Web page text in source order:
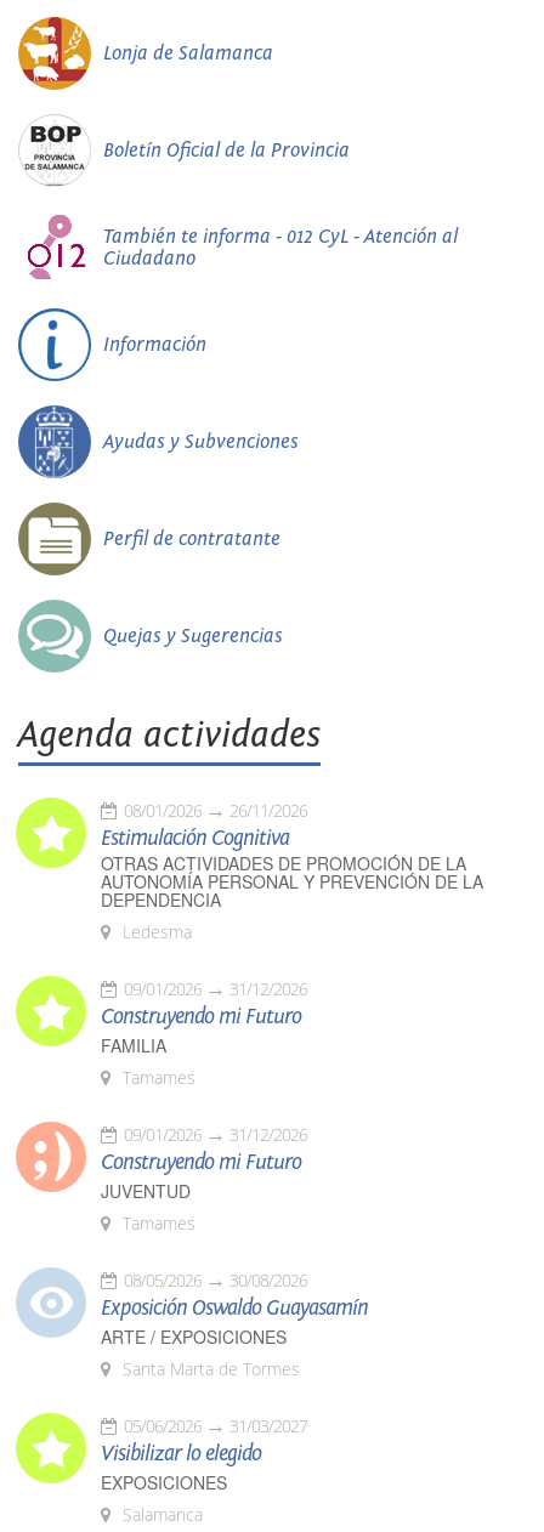
Lonja de Salamanca
Boletín Oficial de la Provincia
También te informa - 012 CyL - Atención al
Ciudadano
Información
Ayudas y Subvenciones
Perfil de contratante
Quejas y Sugerencias
Agenda actividades
08/01/2026 26/11/2026
Estimulación Cognitiva
OTRAS ACTIVIDADES DE PROMOCIÓN DE LA
AUTONOMÍA PERSONAL Y PREVENCIÓN DE LA
DEPENDENCIA
Ledesma
09/01/2026 31/12/2026
Construyendo mi Futuro
FAMILIA
Tamames
09/01/2026 31/12/2026
Construyendo mi Futuro
JUVENTUD
Tamames
08/05/2026 30/08/2026
Exposición Oswaldo Guayasamín
ARTE / EXPOSICIONES
Santa Marta de Tormes
05/06/2026 31/03/2027
Visibilizar lo elegido
EXPOSICIONES
Salamanca